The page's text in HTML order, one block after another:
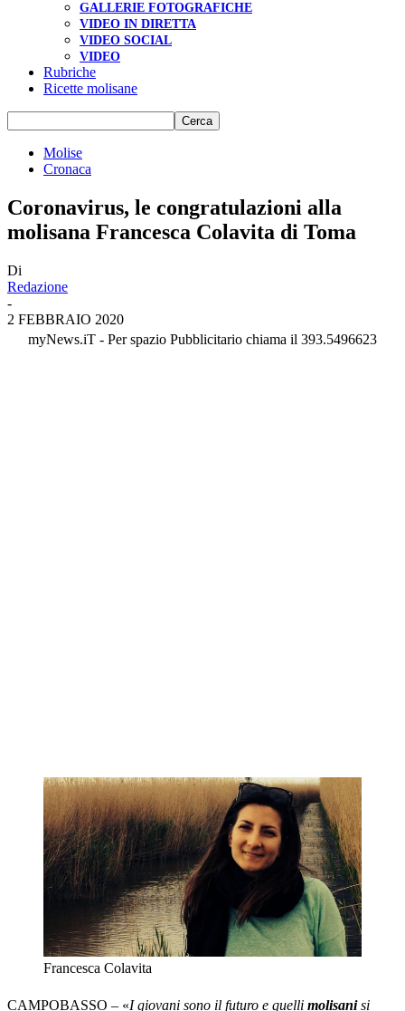
GALLERIE FOTOGRAFICHE
VIDEO IN DIRETTA
VIDEO SOCIAL
VIDEO
Rubriche
Ricette molisane
Molise
Cronaca
Coronavirus, le congratulazioni alla
molisana Francesca Colavita di Toma
Di
Redazione
-
2 FEBBRAIO 2020
myNews.iT - Per spazio Pubblicitario chiama il 393.5496623
Francesca Colavita
CAMPOBASSO – «I giovani sono il futuro e quelli molisanisi